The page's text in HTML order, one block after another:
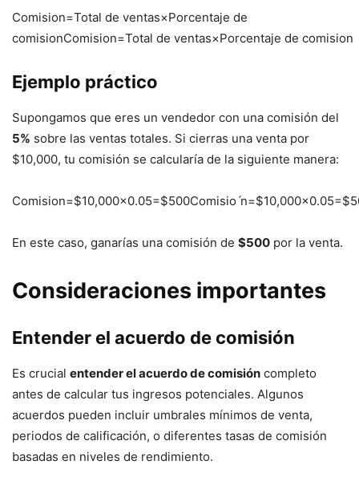
Comision=Total de ventas×Porcentaje de
comisionComision=Total de ventas×Porcentaje de comision
Ejemplo práctico
Supongamos que eres un vendedor con una comisión del
5% sobre las ventas totales. Si cierras una venta por
$10,000, tu comisión se calcularía de la siguiente manera:
Comision=$10,000×0.05=$500Comisio ˊn=$10,000×0.05=
En este caso, ganarías una comisión de $500 por la venta.
Consideraciones importantes
Entender el acuerdo de comisión
Es crucial entender el acuerdo de comisión completo
antes de calcular tus ingresos potenciales. Algunos
acuerdos pueden incluir umbrales mínimos de venta,
periodos de calificación, o diferentes tasas de comisión
basadas en niveles de rendimiento.